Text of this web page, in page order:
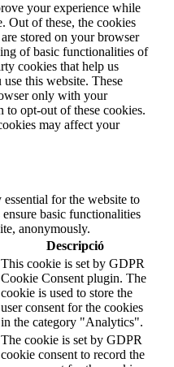
your experience while
Out of these, the cookies
stored on your browser
of basic functionalities of
cookies that help us
this website. These
only with your
to opt-out of these cookies.
may affect your
for the website to
basic functionalities
anonymously.
Descripció
This cookie is set by GDPR
Cookie Consent plugin. The
cookie is used to store the
user consent for the cookies
in the category "Analytics".
The cookie is set by GDPR
cookie consent to record the